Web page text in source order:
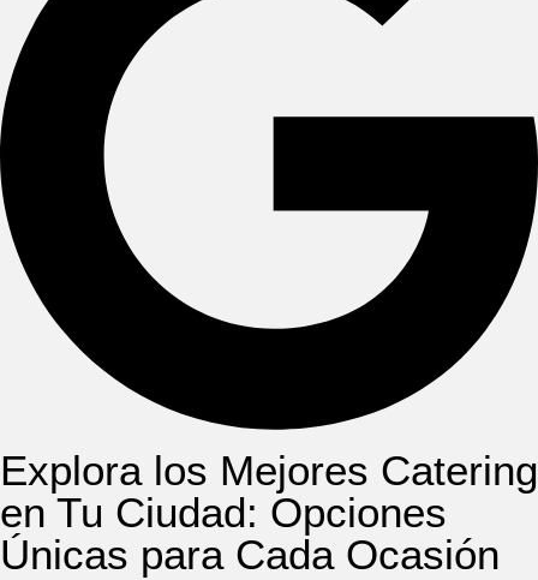
Explora los Mejores Catering
en Tu Ciudad: Opciones
Únicas para Cada Ocasión